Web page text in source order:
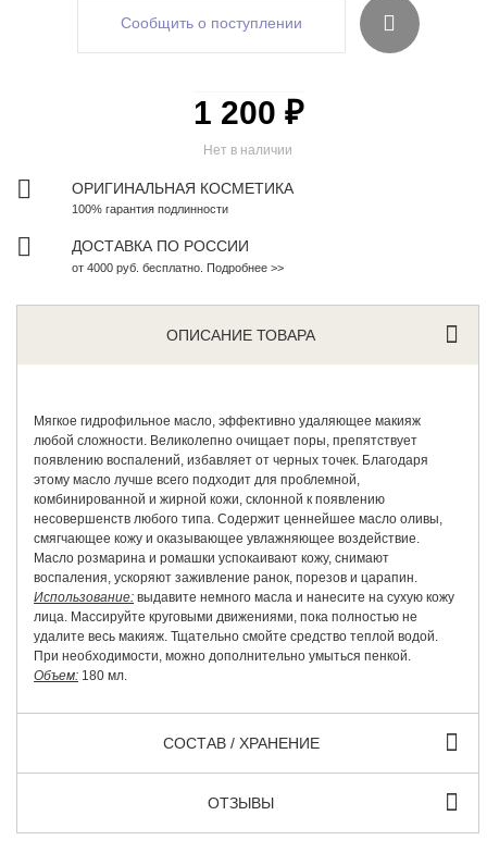
Сообщить о поступлении
Нет в наличии
1 200 ₽
ОРИГИНАЛЬНАЯ КОСМЕТИКА
100% гарантия подлинности
ДОСТАВКА ПО РОССИИ
от 4000 руб. бесплатно. Подробнее >>
ОПИСАНИЕ ТОВАРА
Мягкое гидрофильное масло, эффективно удаляющее макияж
любой сложности. Великолепно очищает поры, препятствует
появлению воспалений, избавляет от черных точек. Благодаря
этому масло лучше всего подходит для проблемной,
комбинированной и жирной кожи, склонной к появлению
несовершенств любого типа. Содержит ценнейшее масло оливы,
смягчающее кожу и оказывающее увлажняющее воздействие.
Масло розмарина и ромашки успокаивают кожу, снимают
воспаления, ускоряют заживление ранок, порезов и царапин.
Использование: выдавите немного масла и нанесите на сухую кожу
лица. Массируйте круговыми движениями, пока полностью не
удалите весь макияж. Тщательно смойте средство теплой водой.
При необходимости, можно дополнительно умыться пенкой.
Объем: 180 мл.
СОСТАВ / ХРАНЕНИЕ
ОТЗЫВЫ